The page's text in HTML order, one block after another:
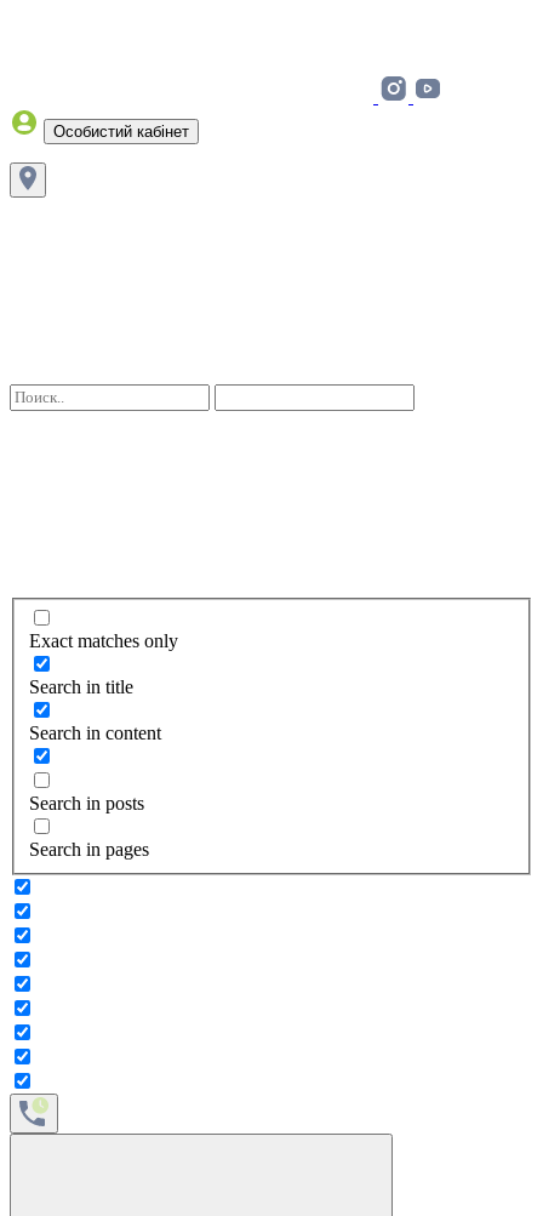
Особистий кабінет
Exact matches only
Search in title
Search in content
Search in posts
Search in pages